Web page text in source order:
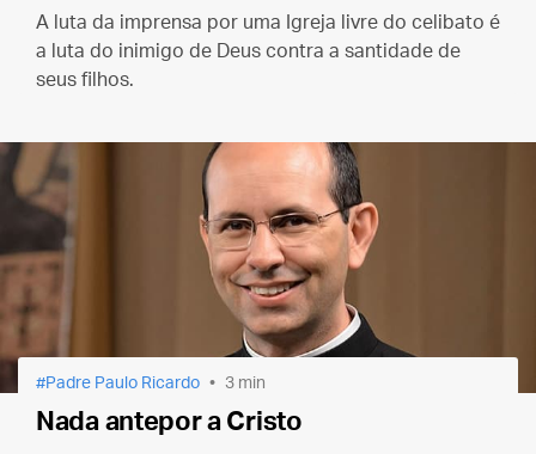
A luta da imprensa por uma Igreja livre do celibato é
a luta do inimigo de Deus contra a santidade de
seus filhos.
Padre Paulo Ricardo 3 min
Nada antepor a Cristo